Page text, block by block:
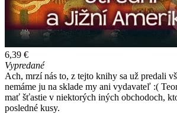
6,39 €
Vypredané
Ach, mrzí nás to, z tejto knihy sa už predali
nemáme ju na sklade my ani vydavateľ :(
mať šťastie v niektorých iných obchodoch,
posledné kusy.